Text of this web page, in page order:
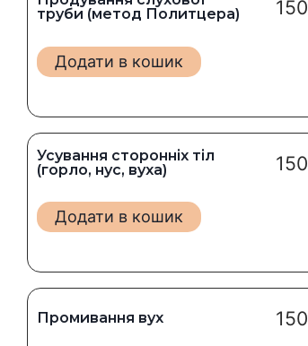
труби (метод Политцера)
150
Додати в кошик
Усування сторонніх тіл
(горло, нус, вуха)
150
Додати в кошик
Промивання вух 150